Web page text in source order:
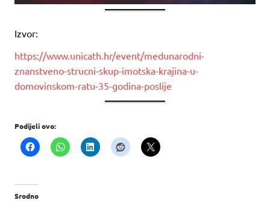
Izvor:
https://www.unicath.hr/event/medunarodni-
znanstveno-strucni-skup-imotska-krajina-u-
domovinskom-ratu-35-godina-poslije
Podijeli ovo:
Srodno